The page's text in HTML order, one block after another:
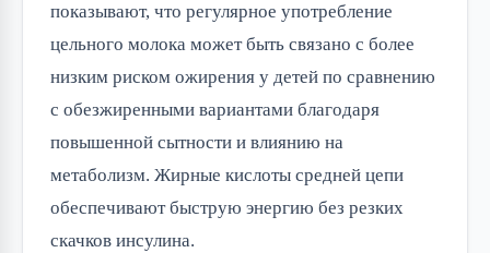
показывают, что регулярное употребление
цельного молока может быть связано с более
низким риском ожирения у детей по сравнению
с обезжиренными вариантами благодаря
повышенной сытности и влиянию на
метаболизм. Жирные кислоты средней цепи
обеспечивают быструю энергию без резких
скачков инсулина.